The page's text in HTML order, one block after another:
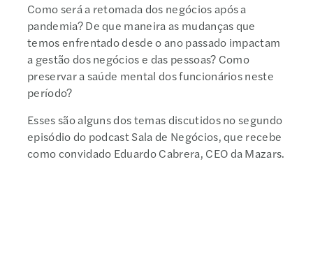
Como será a retomada dos negócios após a
pandemia? De que maneira as mudanças que
temos enfrentado desde o ano passado impactam
a gestão dos negócios e das pessoas? Como
preservar a saúde mental dos funcionários neste
período?
Esses são alguns dos temas discutidos no segundo
episódio do podcast Sala de Negócios, que recebe
como convidado Eduardo Cabrera, CEO da Mazars.